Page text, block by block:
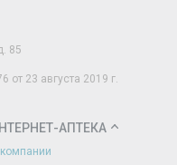
85
от 23 августа 2019 г.
АПТЕКА